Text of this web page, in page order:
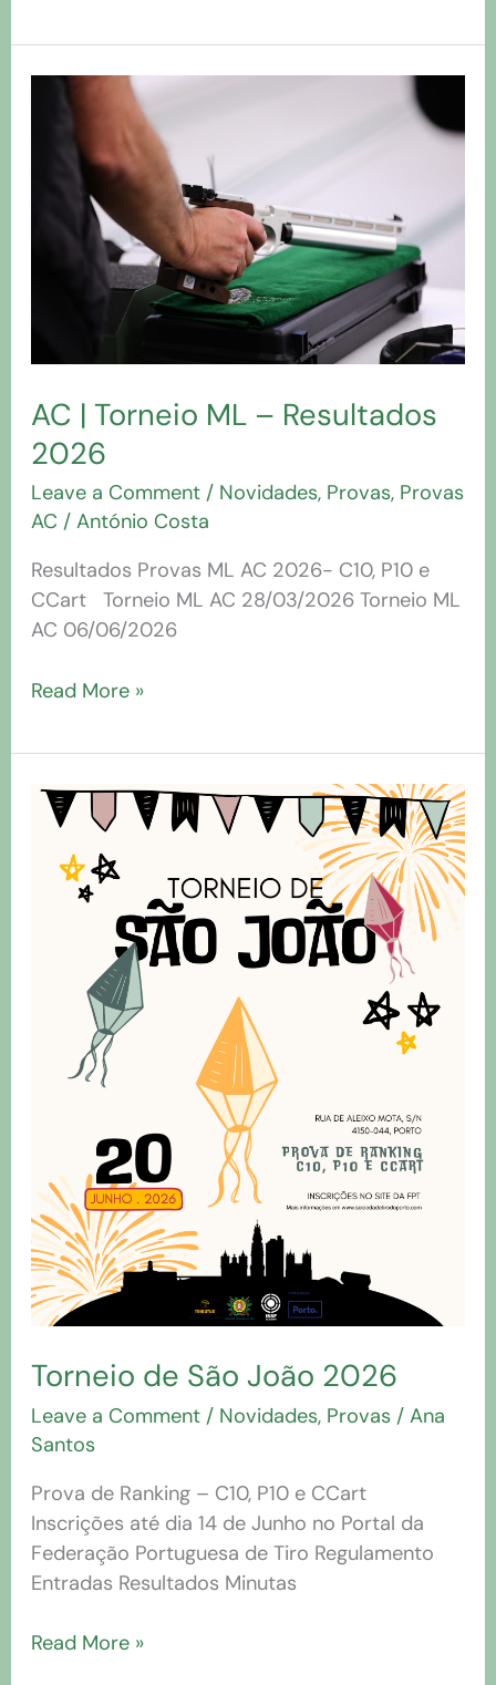
AC | Torneio ML – Resultados
2026
Leave a Comment / Novidades, Provas, Provas
AC /António Costa
Resultados Provas ML AC 2026- C10, P10 e
CCart Torneio ML AC 28/03/2026 Torneio ML
AC 06/06/2026
Torneio
Resultados
Read More »
Torneio de São João 2026
Leave a Comment / Novidades, Provas /Ana
Santos
Prova de Ranking – C10, P10 e CCart
Inscrições até dia 14 de Junho no Portal da
Federação Portuguesa de Tiro Regulamento
Entradas Resultados Minutas
Torneio
São
João
Read More »